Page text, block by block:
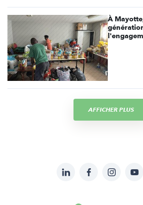
À
AFFICHER PLUS
LinkedInFacebookInstagram